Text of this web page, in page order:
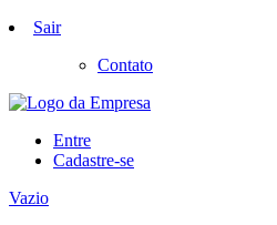
Sair
Contato
Entre
Cadastre-se
Vazio